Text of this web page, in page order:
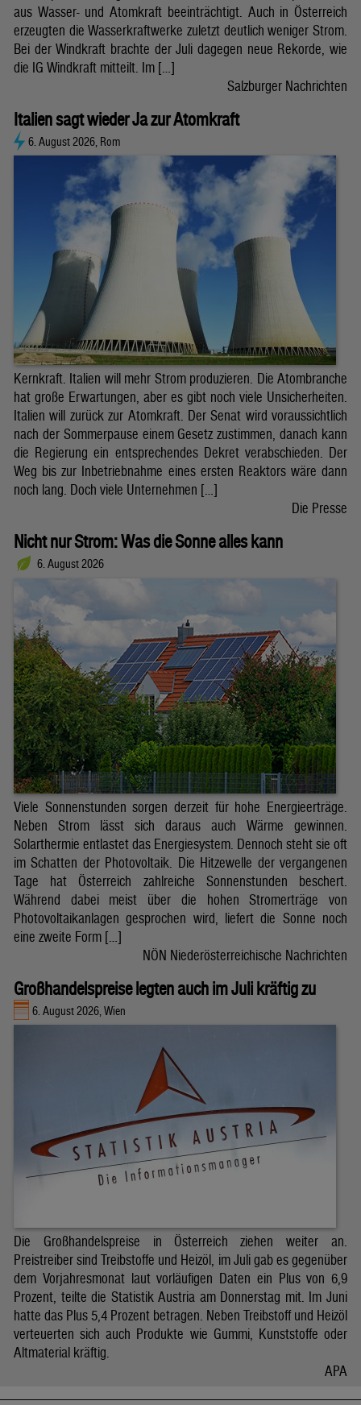
aus Wasser- und Atomkraft beeinträchtigt. Auch in Österreich
erzeugten die Wasserkraftwerke zuletzt deutlich weniger Strom.
Bei der Windkraft brachte der Juli dagegen neue Rekorde, wie
die IG Windkraft mitteilt. Im […]
Salzburger Nachrichten
Italien sagt wieder Ja zur Atomkraft
6. August 2026, Rom
Kernkraft. Italien will mehr Strom produzieren. Die Atombranche
hat große Erwartungen, aber es gibt noch viele Unsicherheiten.
Italien will zurück zur Atomkraft. Der Senat wird voraussichtlich
nach der Sommerpause einem Gesetz zustimmen, danach kann
die Regierung ein entsprechendes Dekret verabschieden. Der
Weg bis zur Inbetriebnahme eines ersten Reaktors wäre dann
noch lang. Doch viele Unternehmen […]
Die Presse
Nicht nur Strom: Was die Sonne alles kann
6. August 2026
Viele Sonnenstunden sorgen derzeit für hohe Energieerträge.
Neben Strom lässt sich daraus auch Wärme gewinnen.
Solarthermie entlastet das Energiesystem. Dennoch steht sie oft
im Schatten der Photovoltaik. Die Hitzewelle der vergangenen
Tage hat Österreich zahlreiche Sonnenstunden beschert.
Während dabei meist über die hohen Stromerträge von
Photovoltaikanlagen gesprochen wird, liefert die Sonne noch
eine zweite Form […]
NÖN Niederösterreichische Nachrichten
Großhandelspreise legten auch im Juli kräftig zu
6. August 2026, Wien
Die Großhandelspreise in Österreich ziehen weiter an.
Preistreiber sind Treibstoffe und Heizöl, im Juli gab es gegenüber
dem Vorjahresmonat laut vorläufigen Daten ein Plus von 6,9
Prozent, teilte die Statistik Austria am Donnerstag mit. Im Juni
hatte das Plus 5,4 Prozent betragen. Neben Treibstoff und Heizöl
verteuerten sich auch Produkte wie Gummi, Kunststoffe oder
Altmaterial kräftig.
APA